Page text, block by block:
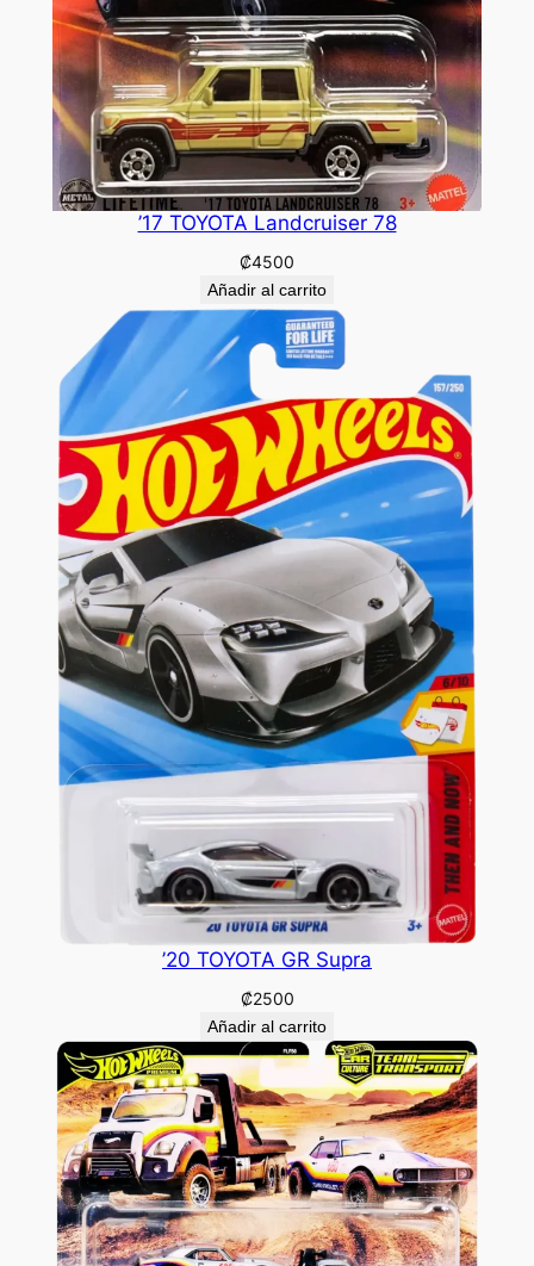
’17 TOYOTA Landcruiser 78
₡4500
Añadir al carrito
’20 TOYOTA GR Supra
₡2500
Añadir al carrito